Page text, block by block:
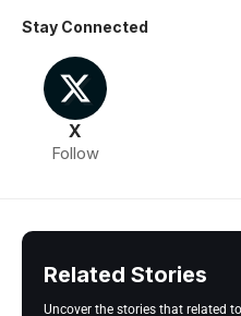
Stay Connected
X
Follow
Related Stories
Uncover the stories that related